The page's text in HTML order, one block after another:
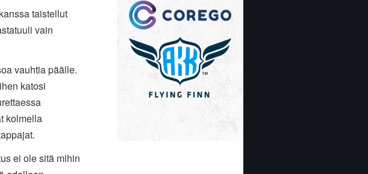
taistellut
vain
vauhtia päälle.
katosi
kolmella
ei ole sitä mihin